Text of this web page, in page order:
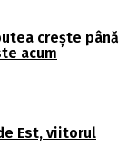
crește până
acum
Est, viitorul